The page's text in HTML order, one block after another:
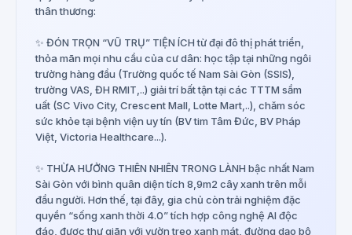
thân thương:
✨ ĐÓN TRỌN “VŨ TRỤ” TIỆN ÍCH từ đại đô thị phát triển,
thỏa mãn mọi nhu cầu của cư dân: học tập tại những ngôi
trường hàng đầu (Trường quốc tế Nam Sài Gòn (SSIS),
trường VAS, ĐH RMIT,..) giải trí bất tận tại các TTTM sầm
uất (SC Vivo City, Crescent Mall, Lotte Mart,..), chăm sóc
sức khỏe tại bệnh viện uy tín (BV tim Tâm Đức, BV Pháp
Việt, Victoria Healthcare...).
✨ THỪA HƯỞNG THIÊN NHIÊN TRONG LÀNH bậc nhất Nam
Sài Gòn với bình quân diện tích 8,9m2 cây xanh trên mỗi
đầu người. Hơn thế, tại đây, gia chủ còn trải nghiệm đặc
quyền “sống xanh thời 4.0” tích hợp công nghệ AI độc
đáo, được thư giãn với vườn treo xanh mát, đường dạo bộ